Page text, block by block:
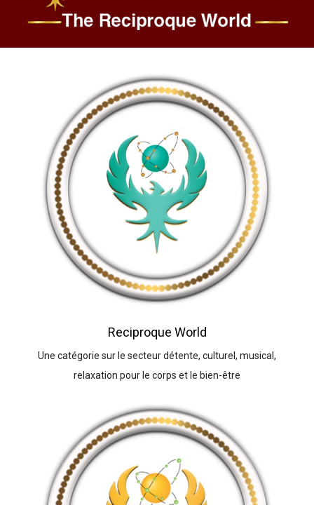
Reciproque World
Une catégorie sur le secteur détente, culturel, musical,
relaxation pour le corps et le bien-être